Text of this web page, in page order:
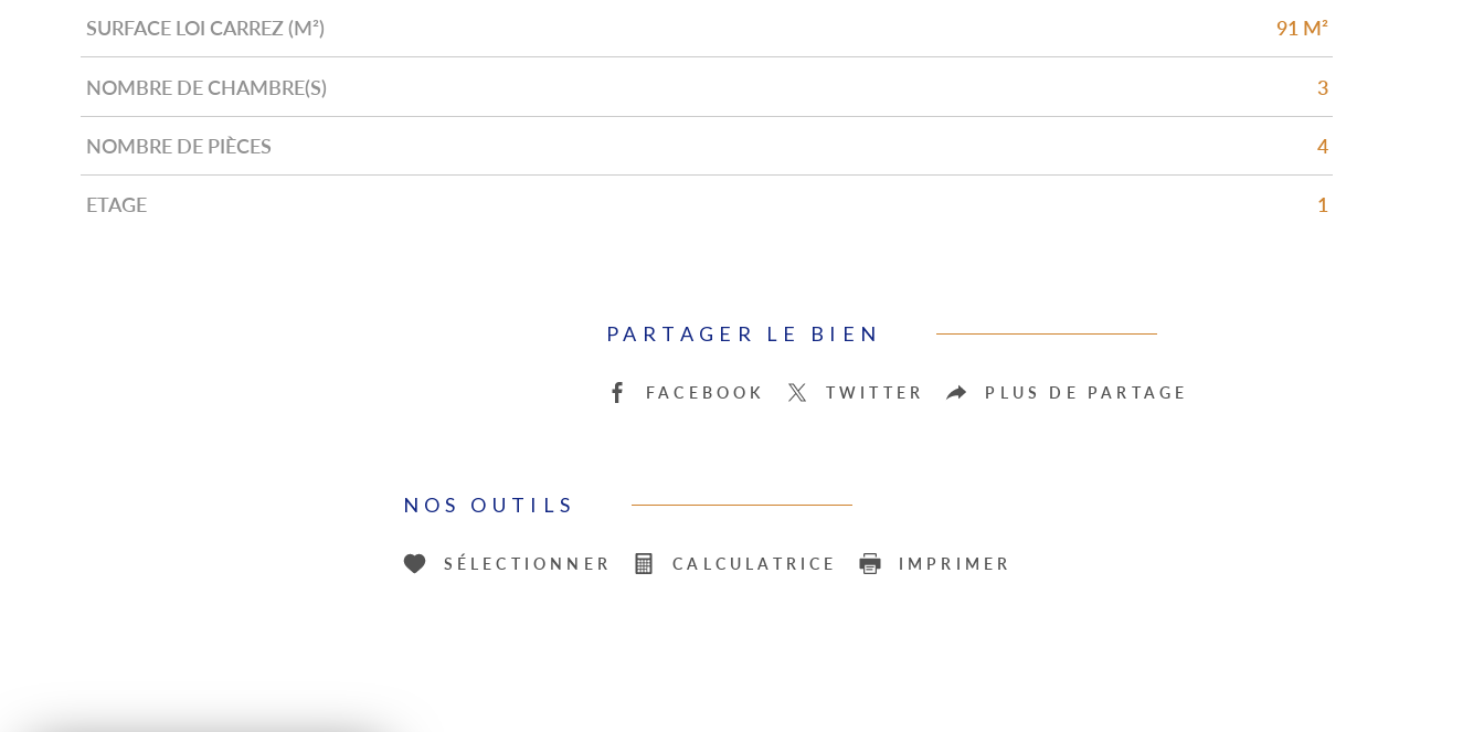
SURFACE LOI CARREZ (M²) 91 M²
NOMBRE DE CHAMBRE(S) 3
NOMBRE DE PIÈCES 4
ETAGE 1
PARTAGER LE BIEN
FACEBOOK TWITTER PLUS DE PARTAGE
NOS OUTILS
SÉLECTIONNER CALCULATRICE IMPRIMER